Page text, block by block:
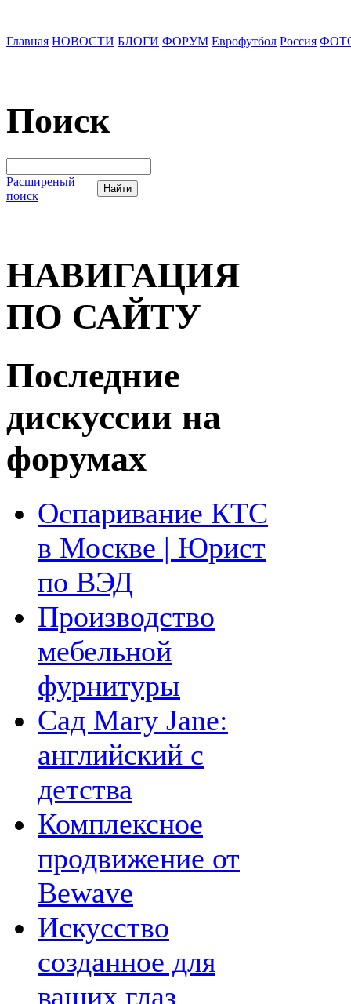
Главная НОВОСТИ БЛОГИ ФОРУМ Еврофутбол Россия
Поиск
Расширеный
поиск
НАВИГАЦИЯ
ПО САЙТУ
Последние
дискуссии на
форумах
Оспаривание КТС
в Москве | Юрист
по ВЭД
Производство
мебельной
фурнитуры
Сад Mary Jane:
английский с
детства
Комплексное
продвижение от
Bewave
Искусство
созданное для
ваших глаз